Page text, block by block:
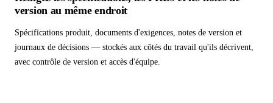
version au même endroit
Spécifications produit, documents d'exigences, notes de version et
journaux de décisions — stockés aux côtés du travail qu'ils décrivent,
avec contrôle de version et accès d'équipe.